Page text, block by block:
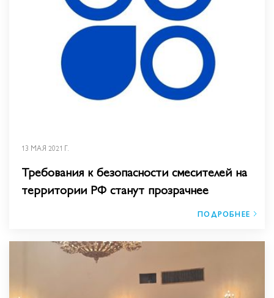
13 МАЯ 2021 Г.
Требования к безопасности смесителей на
территории РФ станут прозрачнее
ПОДРОБНЕЕ